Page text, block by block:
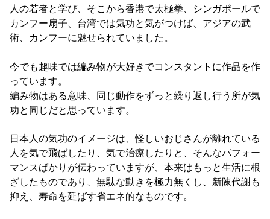
人の若者と学び、そこから香港で太極拳、シンガポールで
カンフー扇子、台湾では気功と気がつけば、アジアの武
術、カンフーに魅せられていました。
今でも趣味では編み物が大好きでコンスタントに作品を作
っています。
編み物はある意味、同じ動作をずっと繰り返し行う所が気
功と同じだと思っています。
日本人の気功のイメージは、怪しいおじさんが離れている
人を気で飛ばしたり、気で治療したりと、そんなパフォー
マンスばかりが伝わっていますが、本来はもっと生活に根
ざしたものであり、無駄な動きを極力無くし、新陳代謝も
抑え、寿命を延ばす省エネ的なものです。